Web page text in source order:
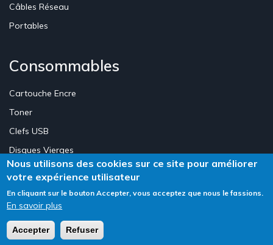
Câbles Réseau
Portables
Consommables
Cartouche Encre
Toner
Clefs USB
Disques Vierges
Création Site E-commerce Luxembourg - Neweb Creations
Nous utilisons des cookies sur ce site pour améliorer
votre expérience utilisateur
En cliquant sur le bouton Accepter, vous acceptez que nous le fassions.
En savoir plus
Accepter Refuser